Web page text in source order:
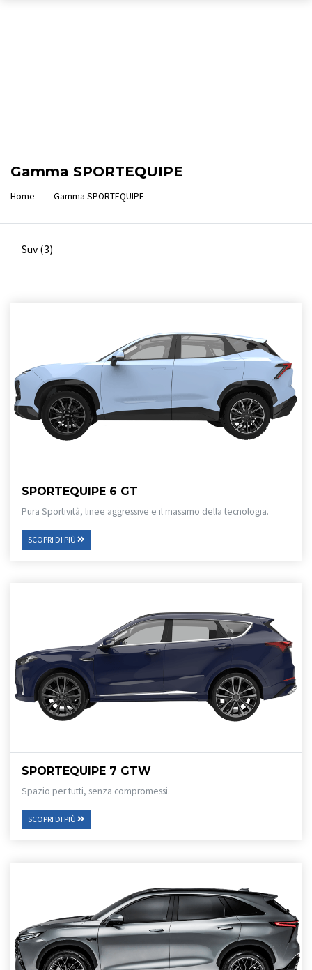
Gamma SPORTEQUIPE
Home Gamma SPORTEQUIPE
Suv(3)
SPORTEQUIPE 6 GT
Pura Sportività, linee aggressive e il massimo della tecnologia.
SCOPRI DI PIÙ
SPORTEQUIPE 7 GTW
Spazio per tutti, senza compromessi.
SCOPRI DI PIÙ